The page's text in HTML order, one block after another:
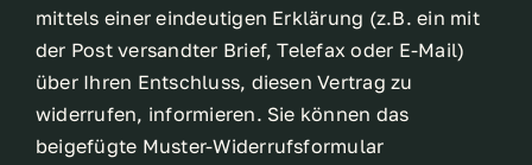
Anmeldung
Einkaufswagen
mittels einer eindeutigen Erklärung (z.B. ein mit
der Post versandter Brief, Telefax oder E-Mail)
über Ihren Entschluss, diesen Vertrag zu
widerrufen, informieren. Sie können das
beigefügte Muster-Widerrufsformular